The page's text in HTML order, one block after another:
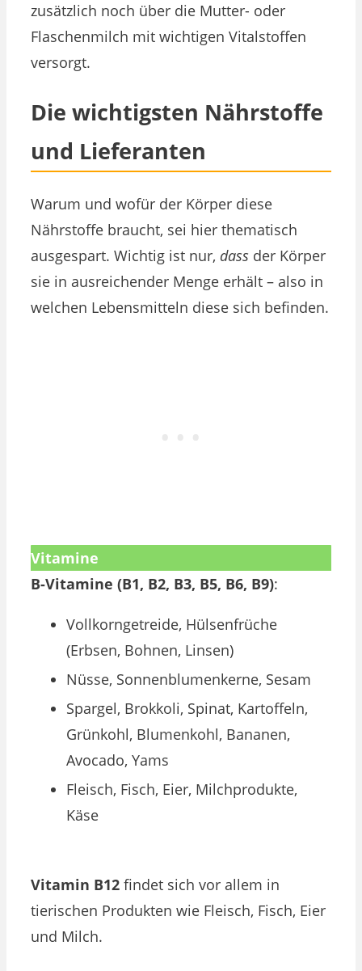
zusätzlich noch über die Mutter- oder
Flaschenmilch mit wichtigen Vitalstoffen
versorgt.
Die wichtigsten Nährstoffe
und Lieferanten
Warum und wofür der Körper diese
Nährstoffe braucht, sei hier thematisch
ausgespart. Wichtig ist nur, dass der Körper
sie in ausreichender Menge erhält – also in
welchen Lebensmitteln diese sich befinden.
Vitamine
B-Vitamine (B1, B2, B3, B5, B6, B9):
Vollkorngetreide, Hülsenfrüche
(Erbsen, Bohnen, Linsen)
Nüsse, Sonnenblumenkerne, Sesam
Spargel, Brokkoli, Spinat, Kartoffeln,
Grünkohl, Blumenkohl, Bananen,
Avocado, Yams
Fleisch, Fisch, Eier, Milchprodukte,
Käse
Vitamin B12 findet sich vor allem in
tierischen Produkten wie Fleisch, Fisch, Eier
und Milch.